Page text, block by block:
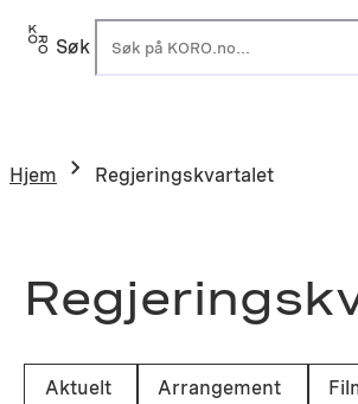
Hopp
Søk
Hjem Regjeringskvartalet
Aktuelt Arrangement